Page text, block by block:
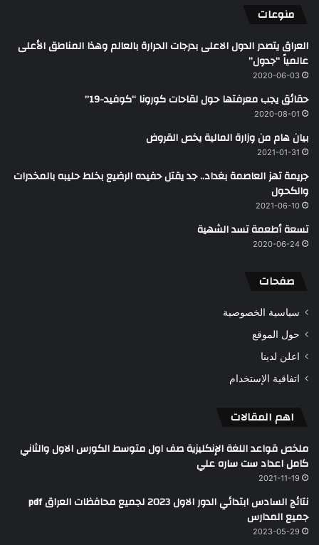
منوعات
العراق يتصدر الدول الاعلى بدرجات الحرارة بالعالم وهذا المناطق الأعلى
عالمياً “جدول”
2020-06-03
حقائق يجب معرفتها حول لقاحات كورونا “كوفيد-19”
2020-08-01
بيان هام من وزارة المالية يخص القروض
2021-01-31
جريمة تهز العاصمة بغداد.. جد يقتل حفيده الرضيع بخلط حليبه بالمخدرات
والكحول
2021-06-10
تسعة أطعمة تسد الشهية
2020-06-24
صفحات
سياسية الخصوصية
حول الموقع
اعلن لدينا
اتفاقية الإستخدام
اهم المقالات
ملخص قواعد اللغة الإنكليزية صف اول متوسط الكورس الاول والثاني
كامل اعداد ست ساره علي
2021-11-19
نتائج السادس ابتدائي الدور الاول 2023 لجميع محافظات العراق pdf
جميع المدارس
2023-05-29